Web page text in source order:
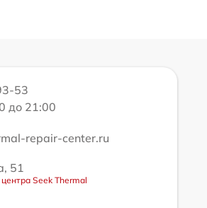
53
до 21:00
repair-center.ru
51
Seek Thermal